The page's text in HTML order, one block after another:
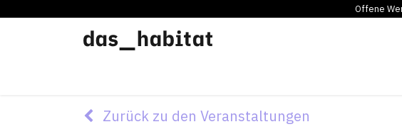
Offene
Zurück zu den Veranstaltungen